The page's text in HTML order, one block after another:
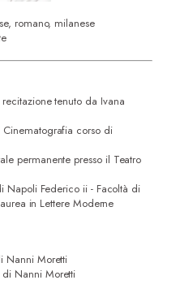
romano, milanese
tenuto da Ivana
corso di
permanente presso il Teatro
Napoli Federico ii - Facoltà di
in Lettere Moderne
Nanni Moretti
di Nanni Moretti